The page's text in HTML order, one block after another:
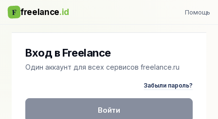
F freelance.id Помощь
Вход в Freelance
Один аккаунт для всех сервисов freelance.ru
Забыли пароль?
Войти